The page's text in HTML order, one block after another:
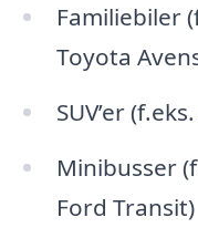
Familiebiler
Toyota
SUV’er
Minibusser
Ford Transit)